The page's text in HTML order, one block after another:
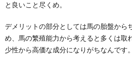
と良いこと尽くめ。
デメリットの部分としては馬の胎盤から
め、馬の繁殖能力から考えると多くは取
少性から高価な成分になりがちなんです。